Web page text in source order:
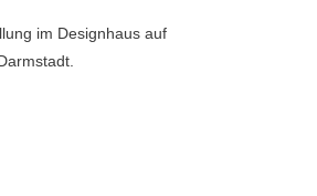
im Designhaus auf